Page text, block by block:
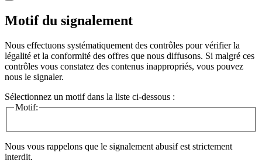
Motif du signalement
Nous effectuons systématiquement des contrôles pour vérifier la
légalité et la conformité des offres que nous diffusons. Si malgré ces
contrôles vous constatez des contenus inappropriés, vous pouvez
nous le signaler.
Sélectionnez un motif dans la liste ci-dessous :
Motif:
Nous vous rappelons que le signalement abusif est strictement
interdit.